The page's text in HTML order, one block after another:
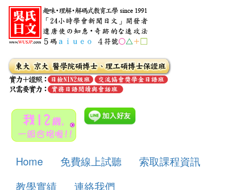
Home 免費線上試聽
索取課程資訊
教學實績
連絡我們